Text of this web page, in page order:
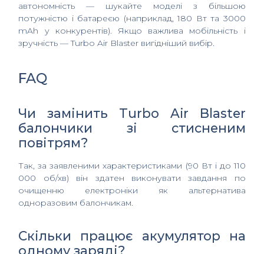
автономність — шукайте моделі з більшою
потужністю і батареєю (наприклад, 180 Вт та 3000
mAh у конкурентів). Якщо важлива мобільність і
зручність — Turbo Air Blaster вигідніший вибір.
FAQ
Чи замінить Turbo Air Blaster
балончики зі стисненим
повітрям?
Так, за заявленими характеристиками (90 Вт і до 110
000 об/хв) він здатен виконувати завдання по
очищенню електроніки як альтернатива
одноразовим балончикам.
Скільки працює акумулятор на
одному заряді?